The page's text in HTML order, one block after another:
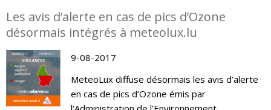
Les avis d’alerte en cas de pics d’Ozone
désormais intégrés à meteolux.lu
9-08-2017
MeteoLux diffuse désormais les avis d’alerte
en cas de pics d’Ozone émis par